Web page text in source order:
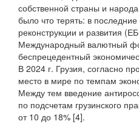
собственной страны и
было что терять: в
реконструкции и развития
Международный валютный
беспрецедентный
В 2024 г. Грузия, согласно
место в мире по темпам
Между тем введение
по подсчетам грузинского
от 10 до 18% [4].